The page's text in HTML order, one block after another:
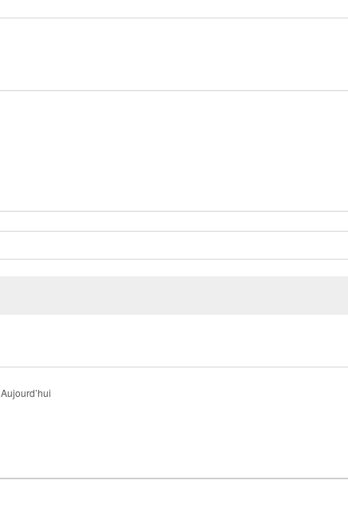
Aujourd’hui